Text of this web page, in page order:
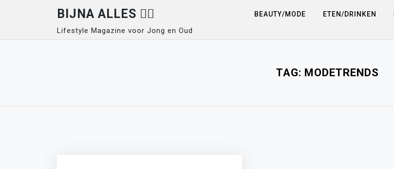
BIJNA ALLES 👍🏽
Lifestyle Magazine voor Jong en Oud
BEAUTY/MODE ETEN/DRINKEN
TAG: MODETRENDS